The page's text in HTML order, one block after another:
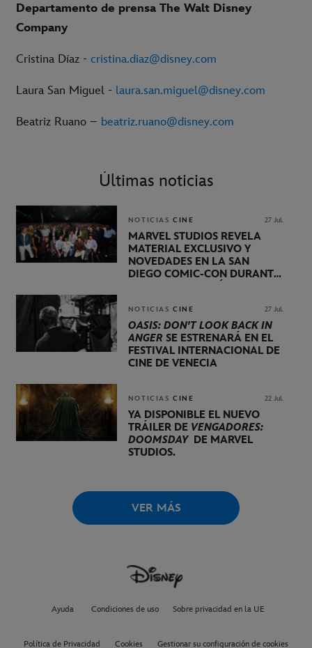
Departamento de prensa The Walt Disney
Company
Cristina Díaz - cristina.diaz@disney.com
Laura San Miguel - laura.san.miguel@disney.com
Beatriz Ruano – beatriz.ruano@disney.com
Últimas noticias
NOTICIAS CINE 27 Jul.
MARVEL STUDIOS REVELA
MATERIAL EXCLUSIVO Y
NOVEDADES EN LA SAN
DIEGO COMIC-CON DURANTE
NOTICIAS CINE 27 Jul.
OASIS: DON'T LOOK BACK IN
ANGER SE ESTRENARÁ EN EL
FESTIVAL INTERNACIONAL DE
CINE DE VENECIA
NOTICIAS CINE 22 Jul.
YA DISPONIBLE EL NUEVO
TRÁILER DE VENGADORES:
DOOMSDAYDE MARVEL
STUDIOS.
VER MÁS
Ayuda Condiciones de uso Sobre privacidad en la UE
Política de Privacidad Cookies Gestionar su configuración de cookies